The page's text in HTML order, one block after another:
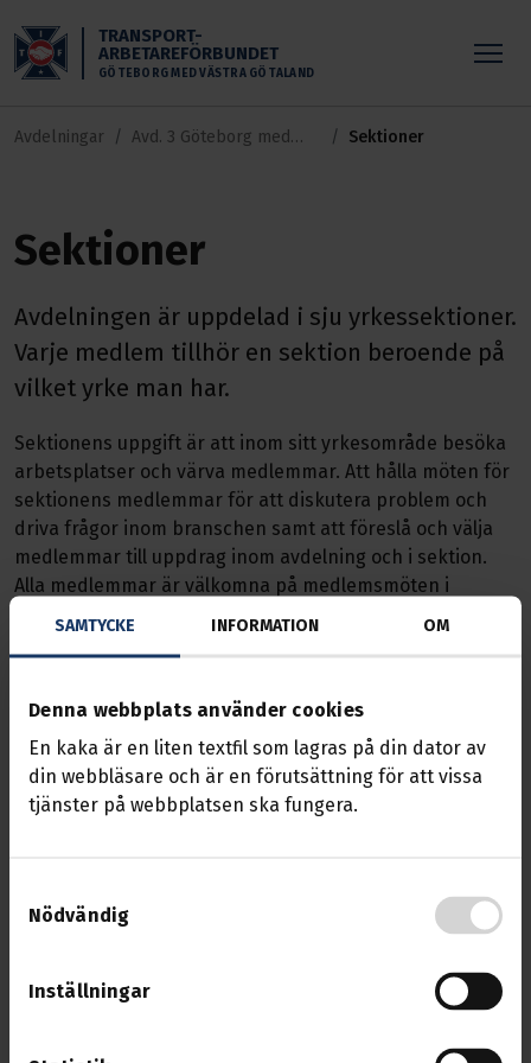
SAMTYCKE INFORMATION OM
Denna webbplats använder cookies
En kaka är en liten textfil som lagras på din dator av
din webbläsare och är en förutsättning för att vissa
tjänster på webbplatsen ska fungera.
Nödvändig
Inställningar
TRANSPORT-
ARBETAREFÖRBUNDET
GÖTEBORG MED VÄSTRA GÖTALAND
Avdelningar
Avd. 3 Göteborg med
Sektioner
Sektioner
Avdelningen är uppdelad i sju yrkessektioner.
Varje medlem tillhör en sektion beroende på
vilket yrke man har.
Sektionens uppgift är att inom sitt yrkesområde besöka
arbetsplatser och värva medlemmar. Att hålla möten för
sektionens medlemmar för att diskutera problem och
driva frågor inom branschen samt att föreslå och välja
medlemmar till uppdrag inom avdelning och i sektion.
Alla medlemmar är välkomna på medlemsmöten i
sektionen. Sektionen har tre medlemsmöten under ett
Terminal och bemanningssektionen
Åkerisektionen
Tidningsbud
Bevakningssektionen